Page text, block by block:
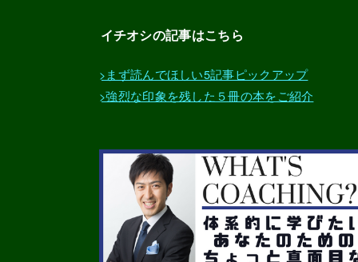
イチオシの記事はこちら
>まず読んでほしい5記事ピックアップ
>強烈な印象を残した５冊の本をご紹介